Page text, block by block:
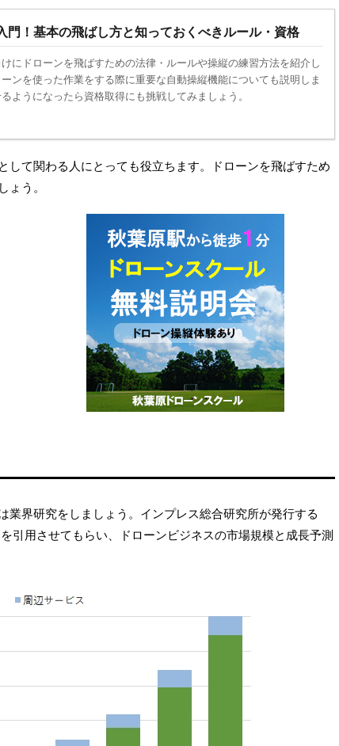
門！基本の飛ばし方と知っておくべきルール・資格
けにドローンを飛ばすための法律・ルールや操縦の練習方法を紹介し
ンを使った作業をする際に重要な自動操縦機能についても説明しま
ようになったら資格取得にも挑戦してみましょう。
して関わる人にとっても役立ちます。ドローンを飛ばすため
う。
業界研究をしましょう。インプレス総合研究所が発行する
引用させてもらい、ドローンビジネスの市場規模と成長予測
スクール！デイト
徹底解説
る新しい形態のド
ドローンコースに
、長所・短所を解
いつでもどこでも
できる点が最大の
ArduPilotによるラジコン飛行機の自動操縦
をPX4と比較（2）
オープンソースの自動操縦システムとして有名
なArduPilotについて、PX4と比較しての解説記
事を河上 宣道さんに寄稿いただきます。後編の
今回は、操縦性の向上に重要なFlight
ReadMore